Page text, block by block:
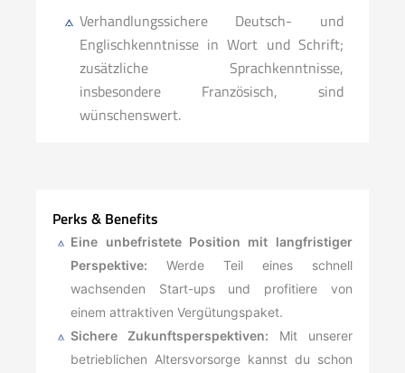
Verhandlungssichere Deutsch- und
Englischkenntnisse in Wort und Schrift;
zusätzliche Sprachkenntnisse,
insbesondere Französisch, sind
wünschenswert.
Perks & Benefits
Eine unbefristete Position mit langfristiger
Perspektive: Werde Teil eines schnell
wachsenden Start-ups und profitiere von
einem attraktiven Vergütungspaket.
Sichere Zukunftsperspektiven: Mit unserer
betrieblichen Altersvorsorge kannst du schon